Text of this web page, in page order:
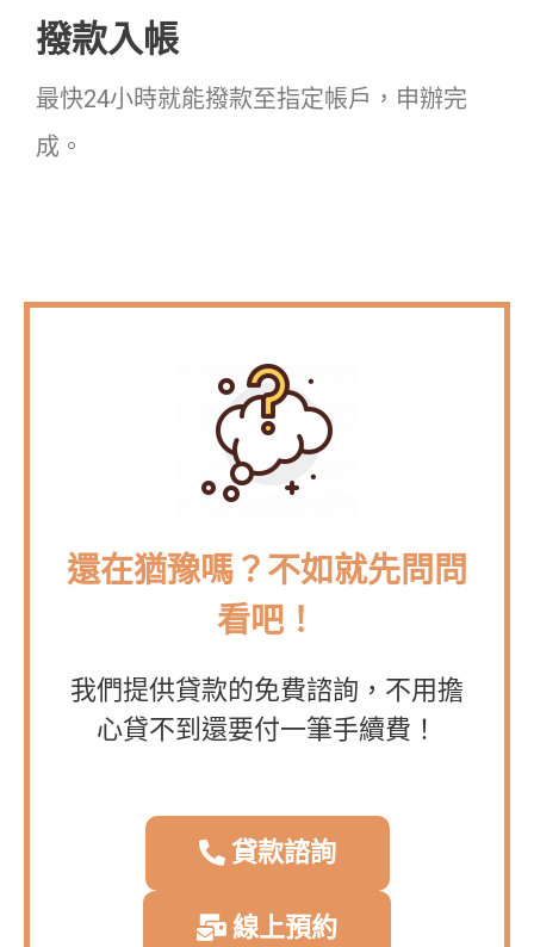
撥款入帳
最快24小時就能撥款至指定帳戶，申辦完
成。
還在猶豫嗎？不如就先問問
看吧！
我們提供貸款的免費諮詢，不用擔
心貸不到還要付一筆手續費！
貸款諮詢
線上預約